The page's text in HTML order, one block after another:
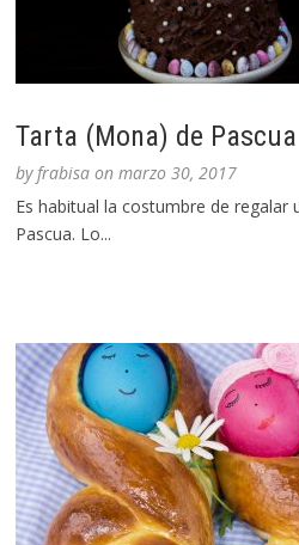
Tarta (Mona) de Pascua
byfrabisa onmarzo 30, 2017
Es habitual la costumbre de regalar
Pascua. Lo...